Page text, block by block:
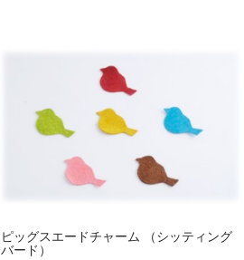
ピッグスエードチャーム （シッティング
バード）